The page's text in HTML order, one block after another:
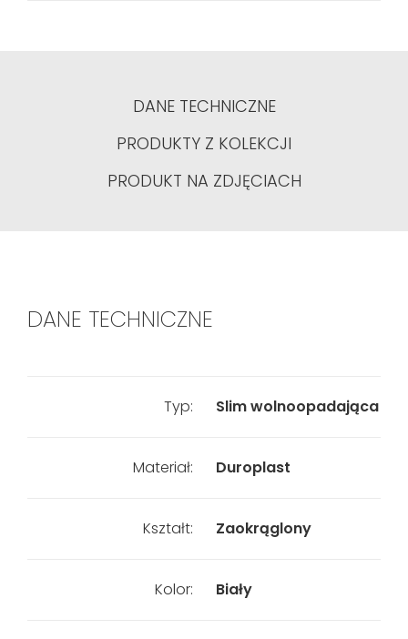
DANE TECHNICZNE
PRODUKTY Z KOLEKCJI
PRODUKT NA ZDJĘCIACH
DANE TECHNICZNE
Typ: Slim wolnoopadająca
Materiał: Duroplast
Kształt: Zaokrąglony
Kolor: Biały